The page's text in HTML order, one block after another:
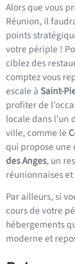
Alors que vous
Réunion, il
points
votre périple !
ciblez des
comptez vous
escale à Saint-
profiter de
locale dans l’un
ville, comme le
qui propose une
des Anges, un
réunionnaises
Par ailleurs, si
cours de votre
hébergements
moderne et